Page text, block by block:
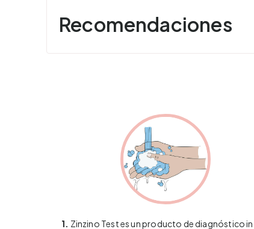
Recomendaciones
1. Zinzino Test es un producto de diagnóstico in